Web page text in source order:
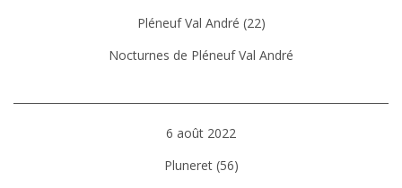
Pléneuf Val André (22)
Nocturnes de Pléneuf Val André
6 août 2022
Pluneret (56)